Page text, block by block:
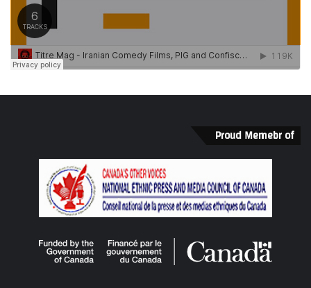
Proud Memebr of